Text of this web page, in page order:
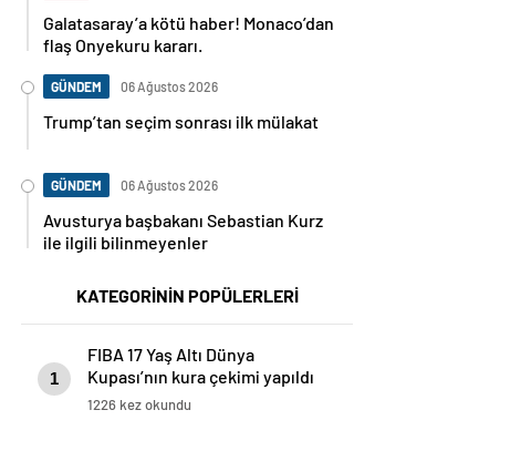
Galatasaray’a kötü haber! Monaco’dan
flaş Onyekuru kararı.
GÜNDEM 06 Ağustos 2026
Trump’tan seçim sonrası ilk mülakat
GÜNDEM 06 Ağustos 2026
Avusturya başbakanı Sebastian Kurz
ile ilgili bilinmeyenler
KATEGORİNİN POPÜLERLERİ
1
FIBA 17 Yaş Altı Dünya
Kupası’nın kura çekimi yapıldı
1226 kez okundu